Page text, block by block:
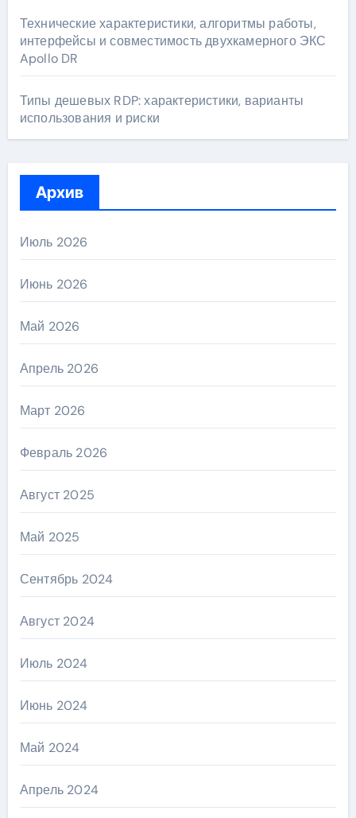
Технические характеристики, алгоритмы работы,
интерфейсы и совместимость двухкамерного ЭКС
Apollo DR
Типы дешевых RDP: характеристики, варианты
использования и риски
Архив
Июль 2026
Июнь 2026
Май 2026
Апрель 2026
Март 2026
Февраль 2026
Август 2025
Май 2025
Сентябрь 2024
Август 2024
Июль 2024
Июнь 2024
Май 2024
Апрель 2024